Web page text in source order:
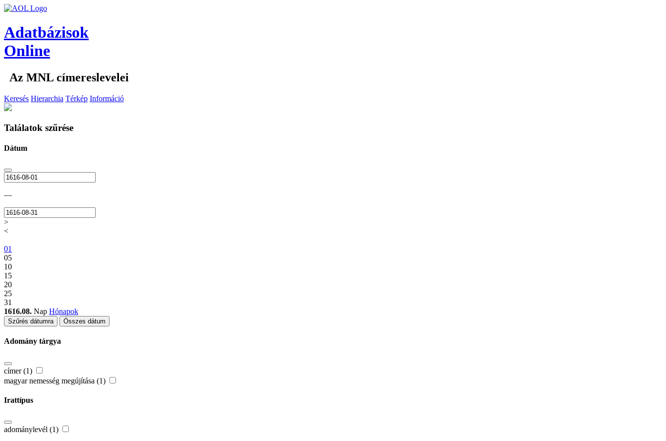
Adatbázisok
Online
Az MNL címereslevelei
Keresés Hierarchia Térkép Információ
Találatok szűrése
Dátum
—
>
<
01
05
10
15
20
25
31
1616.08. Nap Hónapok
Szűrés dátumra Összes dátum
Adomány tárgya
címer (1)
magyar nemesség megújítása (1)
Irattípus
adománylevél (1)